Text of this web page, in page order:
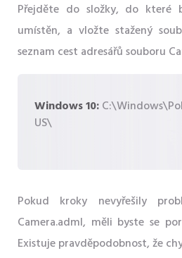
Přejděte do složky, do které
umístěn, a vložte stažený
seznam cest adresářů souboru
Windows 10:
US\
Pokud kroky nevyřešily
Camera.adml, měli byste se
Existuje pravděpodobnost, že